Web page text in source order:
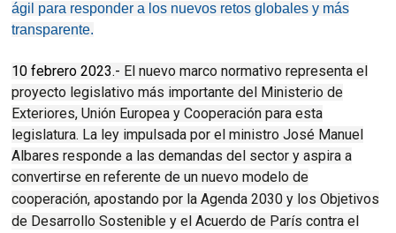
ágil para responder a los nuevos retos globales y más
transparente.
10 febrero 2023.- El nuevo marco normativo representa el
proyecto legislativo más importante del Ministerio de
Exteriores, Unión Europea y Cooperación para esta
legislatura. La ley impulsada por el ministro José Manuel
Albares responde a las demandas del sector y aspira a
convertirse en referente de un nuevo modelo de
cooperación, apostando por la Agenda 2030 y losObjetivos
de Desarrollo Sostenible y el Acuerdo de París contra el